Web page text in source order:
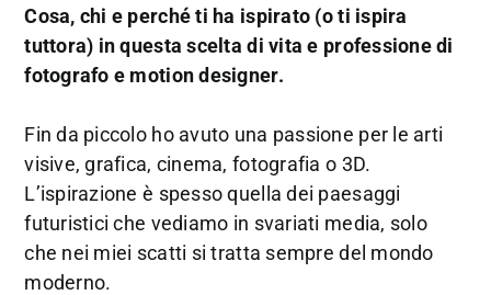
Cosa, chi e perché ti ha ispirato (o ti ispira
tuttora) in questa scelta di vita e professione di
fotografo e motion designer.
Fin da piccolo ho avuto una passione per le arti
visive, grafica, cinema, fotografia o 3D.
L’ispirazione è spesso quella dei paesaggi
futuristici che vediamo in svariati media, solo
che nei miei scatti si tratta sempre del mondo
moderno.